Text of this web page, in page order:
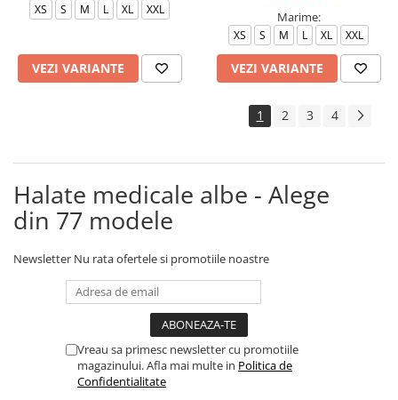
XS S M L XL XXL
VEZI VARIANTE
Marime:
XS S M L XL XXL
VEZI VARIANTE
1 2 3 4
Halate medicale albe - Alege
din 77 modele
Newsletter Nu rata ofertele si promotiile noastre
Vreau sa primesc newsletter cu promotiile
magazinului. Afla mai multe in Politica de
Confidentialitate